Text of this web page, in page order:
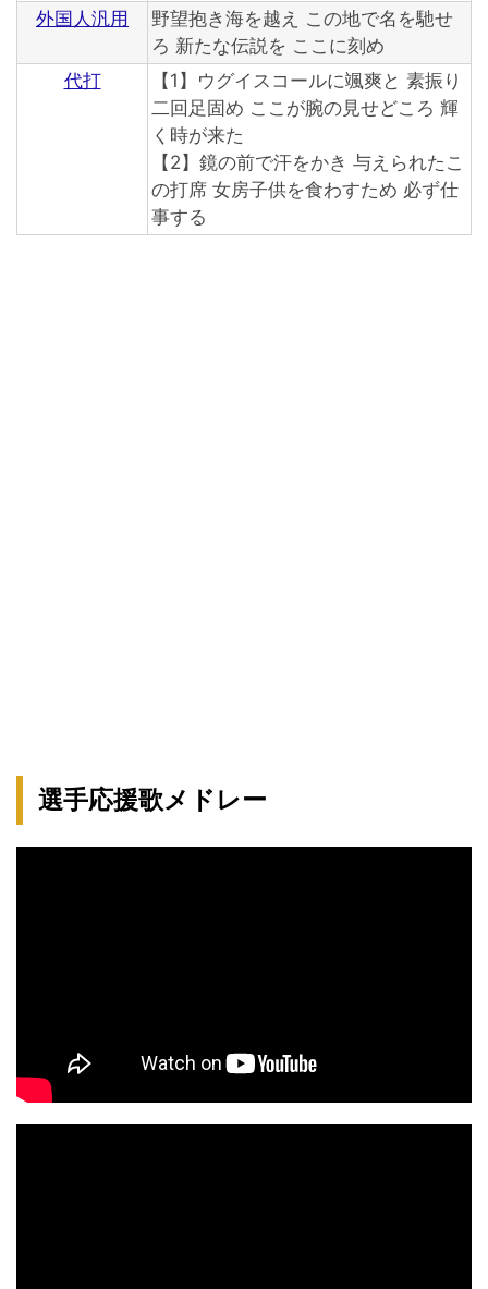
外国人汎用
野望抱き海を越え この地で名を馳せ
ろ 新たな伝説を ここに刻め
代打
【1】ウグイスコールに颯爽と 素振り
二回足固め ここが腕の見せどころ 輝
く時が来た
【2】鏡の前で汗をかき 与えられたこ
の打席 女房子供を食わすため 必ず仕
事する
選手応援歌メドレー